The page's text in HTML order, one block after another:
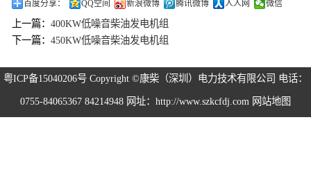
百度分享： QQ空间 新浪微博 腾讯微博 人人网 微信
上一篇：400KW低噪音柴油发电机组
下一篇：450KW低噪音柴油发电机组
粤ICP备15040206号 Copyright ©康柴（深圳）电力技术有限公司 电话：
0755-84065367 84214948 网址：http://www.szkcfdj.com 网站地图